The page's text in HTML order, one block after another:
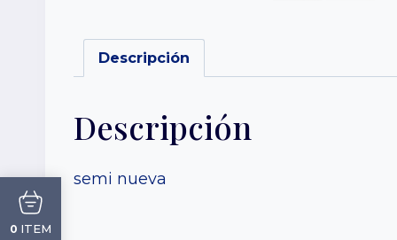
Descripción
Descripción
semi nueva
0 ITEM